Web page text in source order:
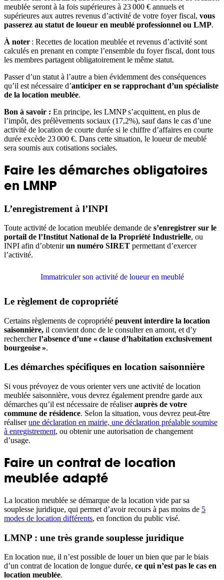
meublée seront à la fois supérieures à 23 000 € annuels et
supérieures aux autres revenus d’activité de votre foyer fiscal, vous
passerez au statut de loueur en meublé professionnel ou LMP.
À noter : Recettes de location meublée et revenus d’activité sont
calculés en prenant en compte l’ensemble du foyer fiscal, dont tous
les membres partagent obligatoirement le même statut.
Passer d’un statut à l’autre a bien évidemment des conséquences
qu’il est nécessaire d’anticiper en se rapprochant d’un spécialiste
de la location meublée.
Bon à savoir : En principe, les LMNP s’acquittent, en plus de
l’impôt, des prélèvements sociaux (17,2%), sauf dans le cas d’une
activité de location de courte durée si le chiffre d’affaires en courte
durée excède 23 000 €. Dans cette situation, le loueur de meublé
sera soumis aux cotisations sociales.
Faire les démarches obligatoires
en LMNP
L’enregistrement à l’INPI
Toute activité de location meublée demande de s’enregistrer sur le
portail de l’Institut National de la Propriété Industrielle, ou
INPI afin d’obtenirun numéro SIRET permettant d’exercer
l’activité.
Immatriculer son activité de loueur en meublé
Le règlement de copropriété
Certains règlements de copropriété peuvent interdire la location
saisonnière, il convient donc de le consulter en amont, et d’y
rechercherl’absence d’une « clause d’habitation exclusivement
bourgeoise ».
Les démarches spécifiques en location saisonnière
Si vous prévoyez de vous orienter vers une activité de location
meublée saisonnière, vous devrez également prendre garde aux
démarches qu’il est nécessaire de réaliserauprès de votre
commune de résidence. Selon la situation, vous devrez peut-être
réaliserune déclaration en mairie, une déclaration préalable soumise
à enregistrement, ou obtenir une autorisation de changement
d’usage.
Faire un contrat de location
meublée adapté
La location meublée se démarque de la location vide par sa
souplesse juridique, qui permet d’avoir recours à pas moins de 5
modes de location différents, en fonction du public visé.
LMNP : une très grande souplesse juridique
En location nue, il n’est possible de louer un bien que par le biais
d’un contrat de location de longue durée, ce qui n’est pas le cas en
location meublée.